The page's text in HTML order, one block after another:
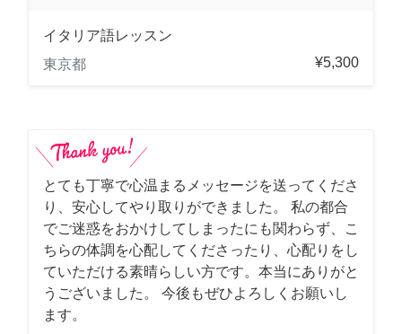
イタリア語レッスン
東京都
¥5,300
とても丁寧で心温まるメッセージを送ってくださ
り、安心してやり取りができました。 私の都合
でご迷惑をおかけしてしまったにも関わらず、こ
ちらの体調を心配してくださったり、心配りをし
ていただける素晴らしい方です。本当にありがと
うございました。 今後もぜひよろしくお願いし
ます。